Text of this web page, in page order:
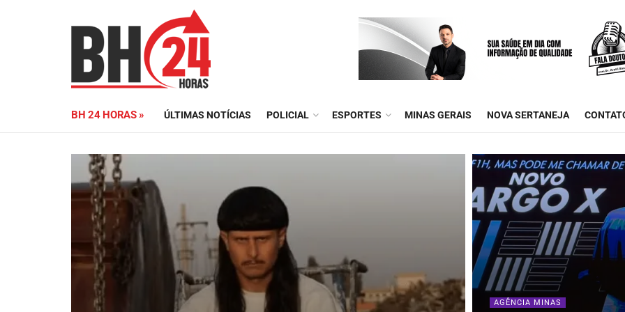
BH 24 HORAS » ÚLTIMAS NOTÍCIAS POLICIAL ESPORTES MINAS GERAIS NOVA SERTANEJA
AGÊNCIA MINAS